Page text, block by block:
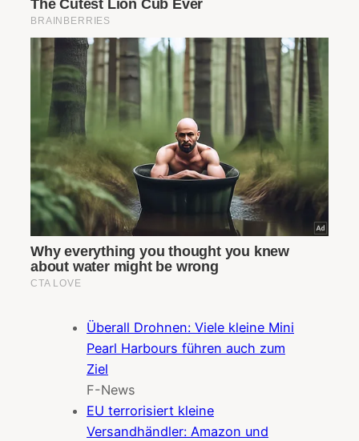
Überall Drohnen: Viele kleine Mini
Pearl Harbours führen auch zum
Ziel
F-News
EU terrorisiert kleine
Versandhändler: Amazon und